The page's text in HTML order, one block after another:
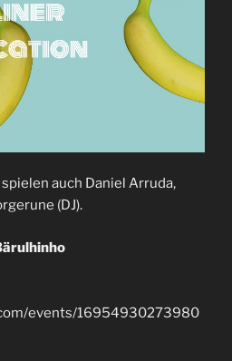
auch Daniel Arruda,
(DJ).
events/16954930273980